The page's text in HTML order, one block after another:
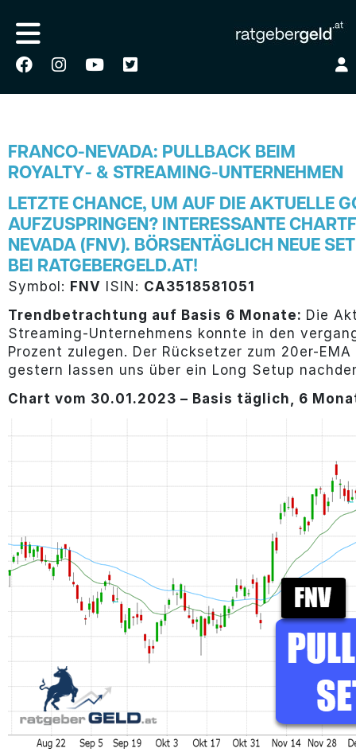
FRANCO-NEVADA: PULLBACK BEIM
ROYALTY- & STREAMING-UNTERNEHMEN
LETZTE CHANCE, UM AUF DIE AKTUELLE
AUFZUSPRINGEN? INTERESSANTE
NEVADA (FNV). BÖRSENTÄGLICH NEUE
BEI RATGEBERGELD.AT!
Symbol: FNV ISIN: CA3518581051
Trendbetrachtung auf Basis 6 Monate: Die
Streaming-Unternehmens konnte in den
Prozent zulegen. Der Rücksetzer zum 20er-
gestern lassen uns über ein Long Setup
Chart vom 30.01.2023 – Basis täglich, 6